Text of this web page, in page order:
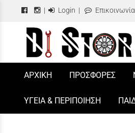
| Login | Επικοινωνία
/
ΑΡΧΙΚΗ ΠΡΟΣΦΟΡΕΣ
ΥΓΕΙΑ & ΠΕΡΙΠΟΙΗΣΗ